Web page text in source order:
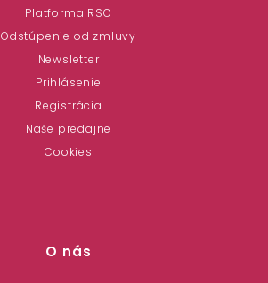
Platforma RSO
Odstúpenie od zmluvy
Newsletter
Prihlásenie
Registrácia
Naše predajne
Cookies
O nás